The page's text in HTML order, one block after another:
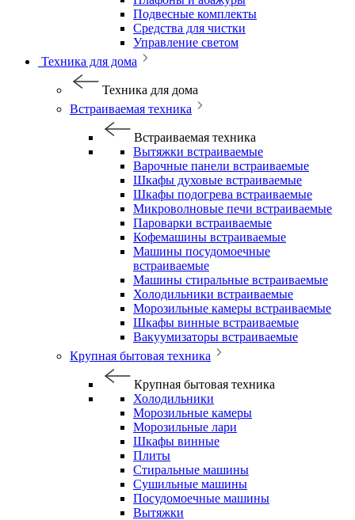
Подвесные комплекты
Средства для чистки
Управление светом
Техника для дома
Техника для дома
Встраиваемая техника
Встраиваемая техника
Вытяжки встраиваемые
Варочные панели встраиваемые
Шкафы духовые встраиваемые
Шкафы подогрева встраиваемые
Микроволновые печи встраиваемые
Пароварки встраиваемые
Кофемашины встраиваемые
Машины посудомоечные
встраиваемые
Машины стиральные встраиваемые
Холодильники встраиваемые
Морозильные камеры встраиваемые
Шкафы винные встраиваемые
Вакуумизаторы встраиваемые
Крупная бытовая техника
Крупная бытовая техника
Холодильники
Морозильные камеры
Морозильные лари
Шкафы винные
Плиты
Стиральные машины
Сушильные машины
Посудомоечные машины
Вытяжки